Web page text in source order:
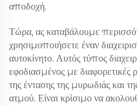
αποδοχή.
Τώρα, ας καταβάλουμε
χρησιμοποιήσετε έναν
αυτοκίνητο. Αυτός τύπος
εφοδιασμένος με διαφορετικές
της έντασης της μυρωδιάς και
ατμού. Είναι κρίσιμο να